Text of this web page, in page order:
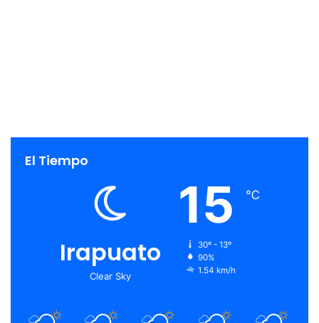
El Tiempo
Irapuato
Clear Sky
15 ℃
30º - 13º
90%
1.54 km/h